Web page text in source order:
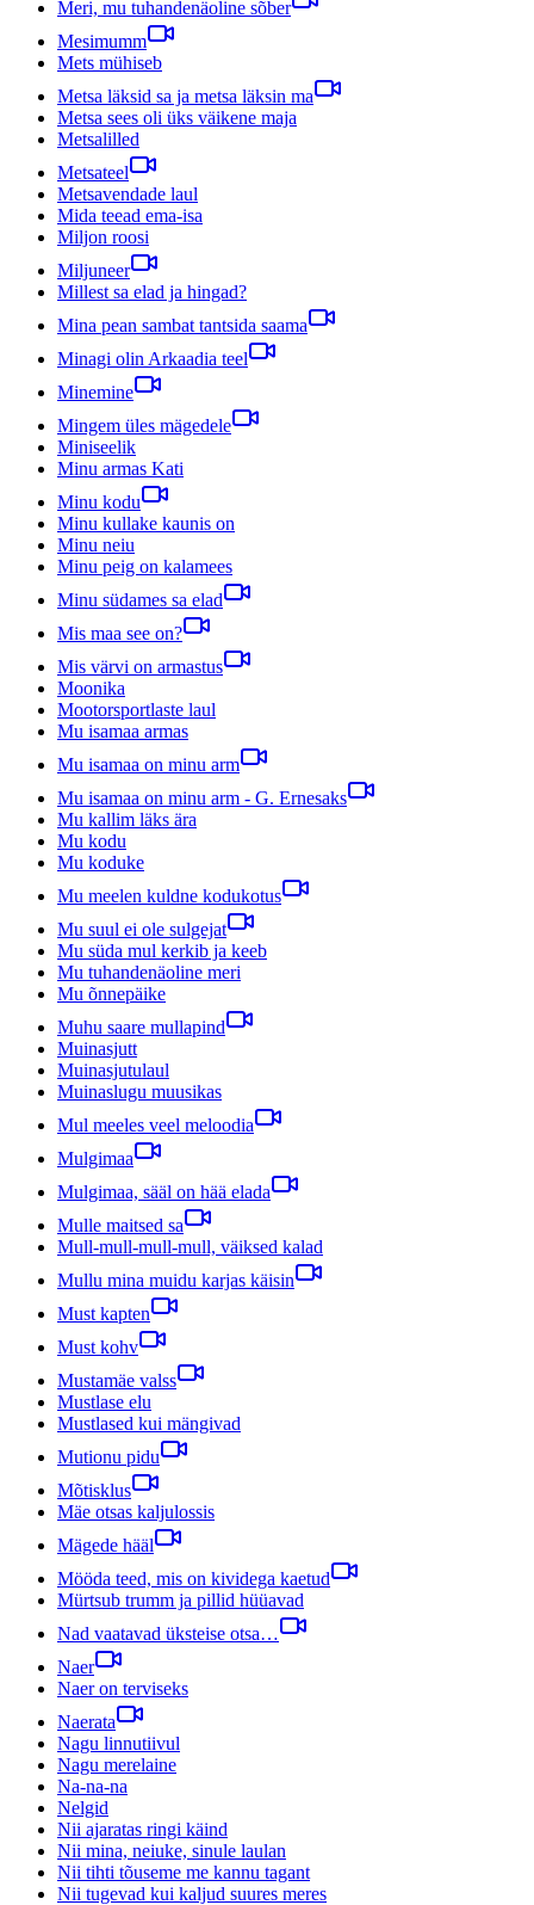
Meri, mu tuhandenäoline sõber
Mesimumm
Mets mühiseb
Metsa läksid sa ja metsa läksin ma
Metsa sees oli üks väikene maja
Metsalilled
Metsateel
Metsavendade laul
Mida teead ema-isa
Miljon roosi
Miljuneer
Millest sa elad ja hingad?
Mina pean sambat tantsida saama
Minagi olin Arkaadia teel
Minemine
Mingem üles mägedele
Miniseelik
Minu armas Kati
Minu kodu
Minu kullake kaunis on
Minu neiu
Minu peig on kalamees
Minu südames sa elad
Mis maa see on?
Mis värvi on armastus
Moonika
Mootorsportlaste laul
Mu isamaa armas
Mu isamaa on minu arm
Mu isamaa on minu arm - G. Ernesaks
Mu kallim läks ära
Mu kodu
Mu koduke
Mu meelen kuldne kodukotus
Mu suul ei ole sulgejat
Mu süda mul kerkib ja keeb
Mu tuhandenäoline meri
Mu õnnepäike
Muhu saare mullapind
Muinasjutt
Muinasjutulaul
Muinaslugu muusikas
Mul meeles veel meloodia
Mulgimaa
Mulgimaa, sääl on hää elada
Mulle maitsed sa
Mull-mull-mull-mull, väiksed kalad
Mullu mina muidu karjas käisin
Must kapten
Must kohv
Mustamäe valss
Mustlase elu
Mustlased kui mängivad
Mutionu pidu
Mõtisklus
Mäe otsas kaljulossis
Mägede hääl
Mööda teed, mis on kividega kaetud
Mürtsub trumm ja pillid hüüavad
Nad vaatavad üksteise otsa…
Naer
Naer on terviseks
Naerata
Nagu linnutiivul
Nagu merelaine
Na-na-na
Nelgid
Nii ajaratas ringi käind
Nii mina, neiuke, sinule laulan
Nii tihti tõuseme me kannu tagant
Nii tugevad kui kaljud suures meres